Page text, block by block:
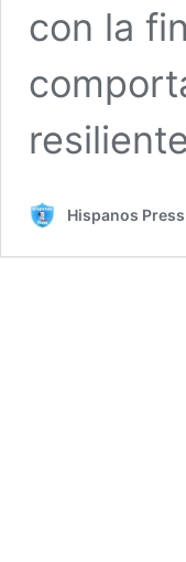
con la
Hispanos Press